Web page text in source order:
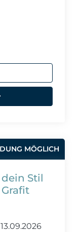
MÖGLICH
Stil
13.09.2026